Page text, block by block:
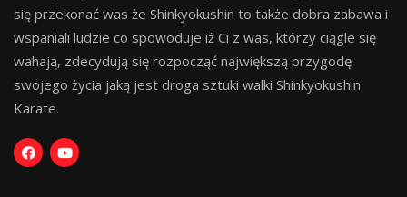
się przekonać was że Shinkyokushin to także dobra zabawa i
wspaniali ludzie co spowoduje iż Ci z was, którzy ciągle się
wahają, zdecydują się rozpocząć największą przygodę
swojego życia jaką jest droga sztuki walki Shinkyokushin
Karate.